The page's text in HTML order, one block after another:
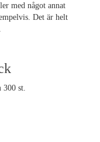
med något annat
Det är helt
300 st.